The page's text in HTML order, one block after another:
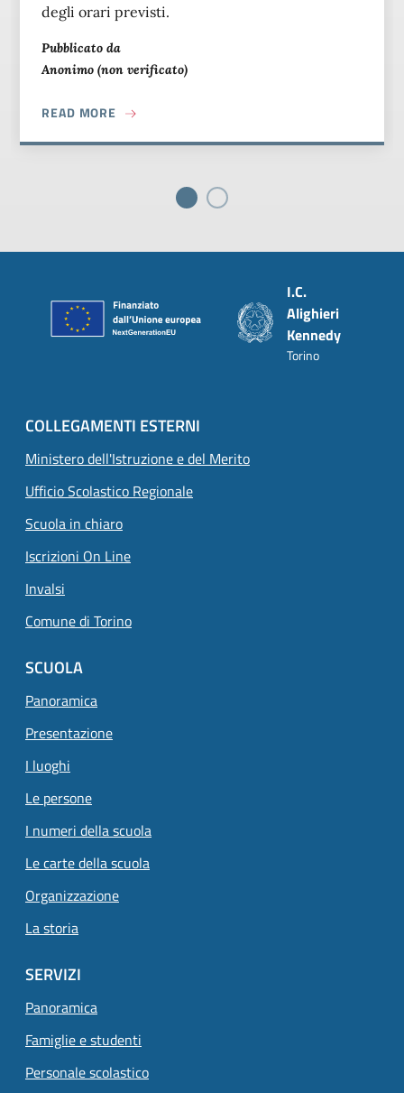
degli orari previsti.
Pubblicato da
Anonimo (non verificato)
READ MORE ABOUT ORARIO ANNO SCOLASTICO 2026/2027
I.C.
Alighieri
Kennedy
Torino
COLLEGAMENTI ESTERNI
Ministero dell'Istruzione e del Merito
Ufficio Scolastico Regionale
Scuola in chiaro
Iscrizioni On Line
Invalsi
Comune di Torino
SCUOLA
Panoramica
Presentazione
I luoghi
Le persone
I numeri della scuola
Le carte della scuola
Organizzazione
La storia
SERVIZI
Panoramica
Famiglie e studenti
Personale scolastico